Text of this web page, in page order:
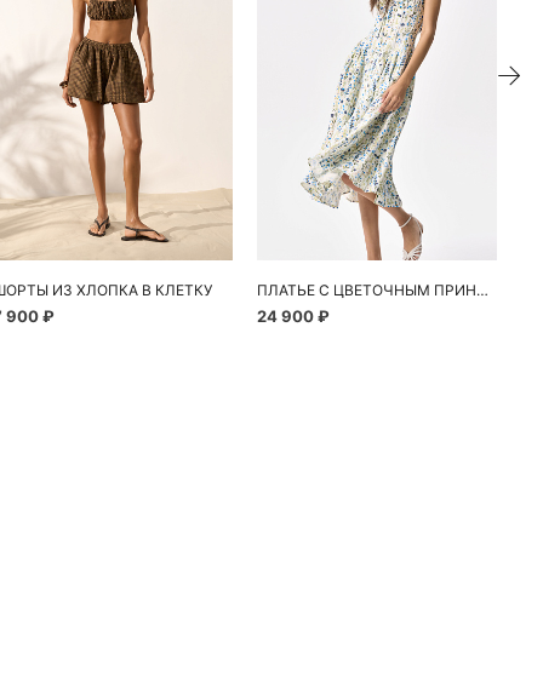
ИЗ ХЛОПКА В КЛЕТКУ
900 ₽
ПЛАТЬЕ С ЦВЕТОЧНЫМ ПРИНТОМ
24 900 ₽